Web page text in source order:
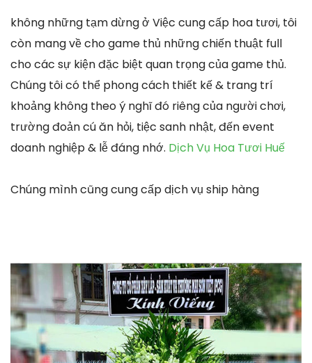
không những tạm dừng ở Việc cung cấp hoa tươi, tôi
còn mang về cho game thủ những chiến thuật full
cho các sự kiện đặc biệt quan trọng của game thủ.
Chúng tôi có thể phong cách thiết kế & trang trí
khoảng không theo ý nghĩ đó riêng của người chơi,
trường đoản cú ăn hỏi, tiệc sanh nhật, đến event
doanh nghiệp & lễ đáng nhớ. Dịch Vụ Hoa Tươi Huế
Chúng mình cũng cung cấp dịch vụ ship hàng